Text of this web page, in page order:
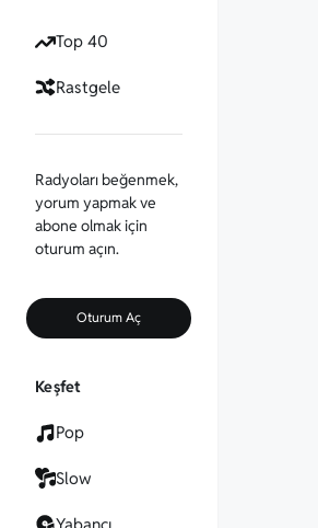
Top 40
Rastgele
Radyoları beğenmek,
yorum yapmak ve
abone olmak için
oturum açın.
Oturum Aç
Keşfet
Pop
Slow
Yabancı